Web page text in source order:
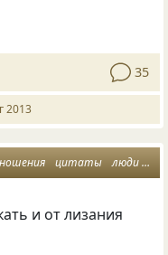
35
2013
цитаты люди
и от лизания